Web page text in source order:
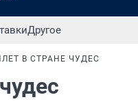
Другое
В СТРАНЕ ЧУДЕС